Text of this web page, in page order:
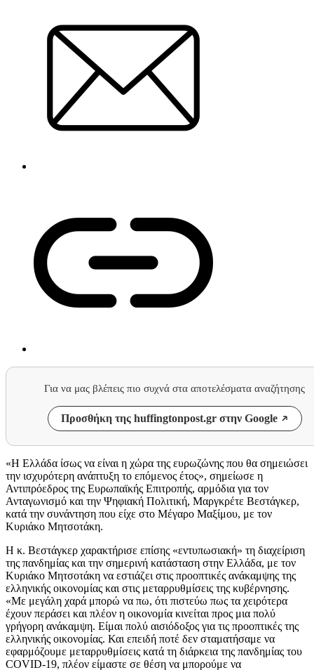
Για να μας βλέπεις πιο συχνά στα αποτελέσματα αναζήτησης
Προσθήκη της huffingtonpost.gr στην Google
«Η Ελλάδα ίσως να είναι η χώρα της ευρωζώνης που θα σημειώσει
την ισχυρότερη ανάπτυξη το επόμενος έτος», σημείωσε η
Αντιπρόεδρος της Ευρωπαϊκής Επιτροπής, αρμόδια για τον
Ανταγωνισμό και την Ψηφιακή Πολιτική, Μαργκρέτε Βεστάγκερ,
κατά την συνάντηση που είχε στο Μέγαρο Μαξίμου, με τον
Κυριάκο Μητσοτάκη.
Η κ. Βεστάγκερ χαρακτήρισε επίσης «εντυπωσιακή» τη διαχείριση
της πανδημίας και την σημερινή κατάσταση στην Ελλάδα, με τον
Κυριάκο Μητσοτάκη να εστιάζει στις προοπτικές ανάκαμψης της
ελληνικής οικονομίας και στις μεταρρυθμίσεις της κυβέρνησης.
«Με μεγάλη χαρά μπορώ να πω, ότι πιστεύω πως τα χειρότερα
έχουν περάσει και πλέον η οικονομία κινείται προς μια πολύ
γρήγορη ανάκαμψη. Είμαι πολύ αισιόδοξος για τις προοπτικές της
ελληνικής οικονομίας. Και επειδή ποτέ δεν σταματήσαμε να
εφαρμόζουμε μεταρρυθμίσεις κατά τη διάρκεια της πανδημίας του
COVID-19, πλέον είμαστε σε θέση να μπορούμε να